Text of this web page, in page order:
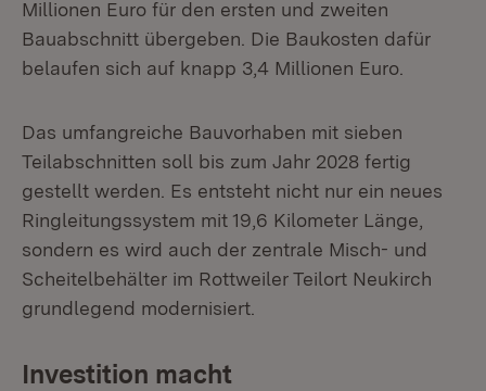
Millionen Euro für den ersten und zweiten
Bauabschnitt übergeben. Die Baukosten dafür
belaufen sich auf knapp 3,4 Millionen Euro.
Das umfangreiche Bauvorhaben mit sieben
Teilabschnitten soll bis zum Jahr 2028 fertig
gestellt werden. Es entsteht nicht nur ein neues
Ringleitungssystem mit 19,6 Kilometer Länge,
sondern es wird auch der zentrale Misch- und
Scheitelbehälter im Rottweiler Teilort Neukirch
grundlegend modernisiert.
Investition macht